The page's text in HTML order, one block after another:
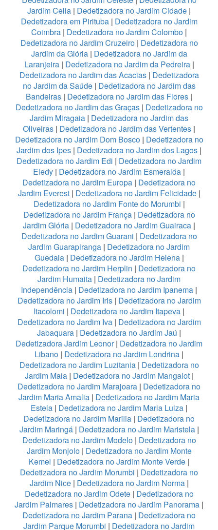
Jardim Celia | Dedetizadora no Jardim Cidade |
Dedetizadora em Pirituba| Dedetizadora no Jardim
Coimbra | Dedetizadora no Jardim Colombo |
Dedetizadora no Jardim Cruzeiro| Dedetizadora no
Jardim da Glória| Dedetizadora no Jardim da
Laranjeira| Dedetizadora no Jardim da Pedreira|
Dedetizadora no Jardim das Acacias| Dedetizadora
no Jardim da Saúde| Dedetizadora no Jardim das
Bandeiras | Dedetizadora no Jardim das Flores |
Dedetizadora no Jardim das Graças| Dedetizadora no
Jardim Miragaia | Dedetizadora no Jardim das
Oliveiras | Dedetizadora no Jardim das Vertentes |
Dedetizadora no Jardim Dom Bosco| Dedetizadora no
Jardim dos Ipes | Dedetizadora no Jardim dos Lagos |
Dedetizadora no Jardim Edi | Dedetizadora no Jardim
Eledy | Dedetizadora no Jardim Esmeralda |
Dedetizadora no Jardim Europa | Dedetizadora no
Jardim Everest| Dedetizadora no Jardim Felicidade|
Dedetizadora no Jardim Fonte do Morumbi |
Dedetizadora no Jardim França| Dedetizadora no
Jardim Glória | Dedetizadora no Jardim Guairaca |
Dedetizadora no Jardim Guarani | Dedetizadora no
Jardim Guarapiranga | Dedetizadora no Jardim
Guedala| Dedetizadora no Jardim Helena|
Dedetizadora no Jardim Herplin | Dedetizadora no
Jardim Humaita | Dedetizadora no Jardim
Independência | Dedetizadora no Jardim Ipanema |
Dedetizadora no Jardim Iris| Dedetizadora no Jardim
Itacolomi | Dedetizadora no Jardim Itapeva |
Dedetizadora no Jardim Iva| Dedetizadora no Jardim
Jabaquara | Dedetizadora no Jardim Jaú |
Dedetizadora Jardim Leonor| Dedetizadora no Jardim
Libano | Dedetizadora no Jardim Londrina |
Dedetizadora no Jardim Luzitania| Dedetizadora no
Jardim Maia| Dedetizadora no Jardim Mangalot|
Dedetizadora no Jardim Marajoara | Dedetizadora no
Jardim Maria Amalia | Dedetizadora no Jardim Maria
Estela | Dedetizadora no Jardim Maria Luiza |
Dedetizadora no Jardim Marilia | Dedetizadora no
Jardim Maringá| Dedetizadora no Jardim Maristela|
Dedetizadora no Jardim Modelo| Dedetizadora no
Jardim Monjolo| Dedetizadora no Jardim Monte
Kemel | Dedetizadora no Jardim Monte Verde |
Dedetizadora no Jardim Morumbi | Dedetizadora no
Jardim Nice| Dedetizadora no Jardim Norma|
Dedetizadora no Jardim Odete| Dedetizadora no
Jardim Palmares | Dedetizadora no Jardim Panorama |
Dedetizadora no Jardim Parana | Dedetizadora no
Jardim Parque Morumbi | Dedetizadora no Jardim